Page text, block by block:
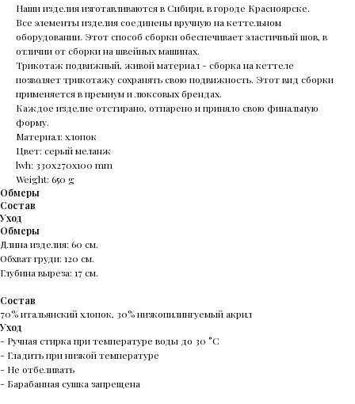
Наши изделия изготавливаются в Сибири, в городе Красноярске.
Все элементы изделия соединены вручную на кеттельном
оборудовании. Этот способ сборки обеспечивает эластичный шов, в
отличии от сборки на швейных машинах.
Трикотаж подвижный, живой материал - сборка на кеттеле
позволяет трикотажу сохранять свою подвижность. Этот вид сборки
применяется в премиум и люксовых брендах.
Каждое изделие отстирано, отпарено и приняло свою финальную
форму.
Материал: хлопок
Цвет: серый меланж
lwh: 330x270x100 mm
Weight: 650 g
Обмеры
Состав
Уход
Обмеры
Длина изделия: 60 см.
Обхват груди: 120 см.
Глубина выреза: 17 см.
Состав
70% итальянский хлопок, 30% низкопилингуемый акрил
Уход
- Ручная стирка при температуре воды до 30 °C
- Гладить при низкой температуре
- Не отбеливать
- Барабанная сушка запрещена